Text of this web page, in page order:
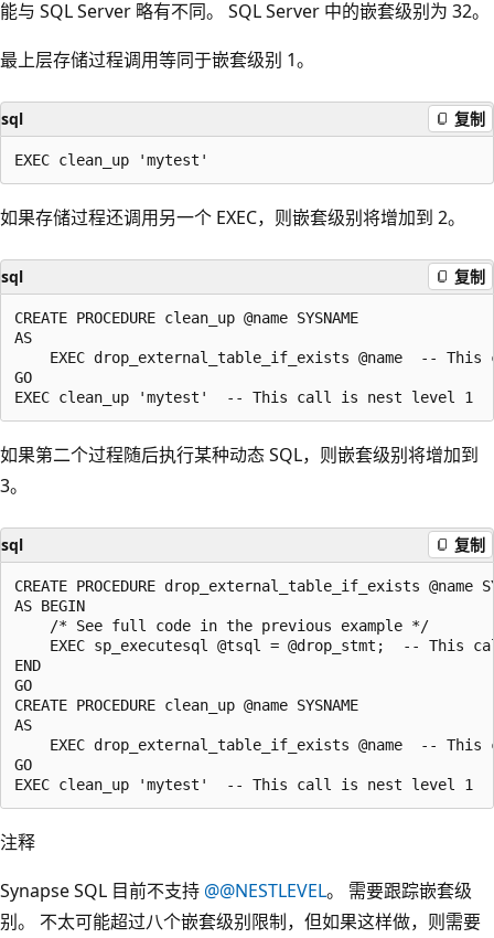
能与 SQL Server 略有不同。 SQL Server 中的嵌套级别为 32。
最上层存储过程调用等同于嵌套级别 1。
sql 复制
如果存储过程还调用另一个 EXEC，则嵌套级别将增加到 2。
sql 复制
CREATE PROCEDURE clean_up @name SYSNAME
AS
EXEC drop_external_table_if_exists @name  -- This
GO
如果第二个过程随后执行某种动态 SQL，则嵌套级别将增加到
3。
sql 复制
CREATE PROCEDURE drop_external_table_if_exists @name
AS BEGIN
    /* See full code in the previous example */
EXEC sp_executesql @tsql = @drop_stmt;  -- This
END
GO
CREATE PROCEDURE clean_up @name SYSNAME
AS
EXEC drop_external_table_if_exists @name  -- This
GO
注释
Synapse SQL 目前不支持 @@NESTLEVEL。 需要跟踪嵌套级
别。 不太可能超过八个嵌套级别限制，但如果这样做，则需要